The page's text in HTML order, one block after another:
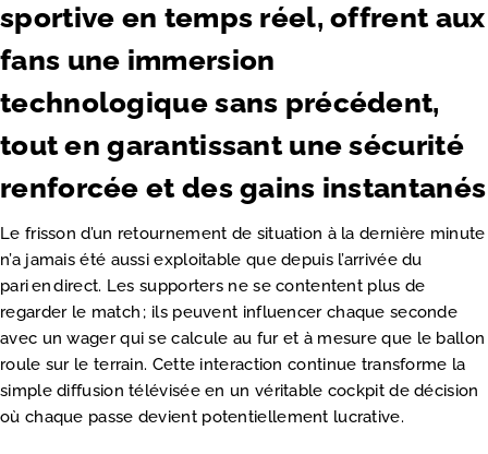
sportive en temps réel, offrent aux
fans une immersion
technologique sans précédent,
tout en garantissant une sécurité
renforcée et des gains instantanés
Le frisson d’un retournement de situation à la dernière minute
n’a jamais été aussi exploitable que depuis l’arrivée du
pari en direct. Les supporters ne se contentent plus de
regarder le match ; ils peuvent influencer chaque seconde
avec un wager qui se calcule au fur et à mesure que le ballon
roule sur le terrain. Cette interaction continue transforme la
simple diffusion télévisée en un véritable cockpit de décision
où chaque passe devient potentiellement lucrative.